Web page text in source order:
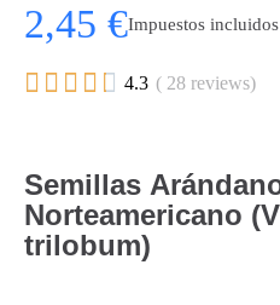
2,45 €Impuestos incluidos
     4.3 ( 28 reviews)
Semillas
Norteamericano
trilobum)